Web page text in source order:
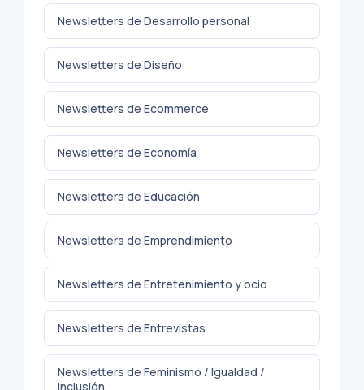
Newsletters de Desarrollo personal
Newsletters de Diseño
Newsletters de Ecommerce
Newsletters de Economía
Newsletters de Educación
Newsletters de Emprendimiento
Newsletters de Entretenimiento y ocio
Newsletters de Entrevistas
Newsletters de Feminismo / Igualdad /
Inclusión